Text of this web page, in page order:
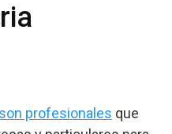
profesionales que